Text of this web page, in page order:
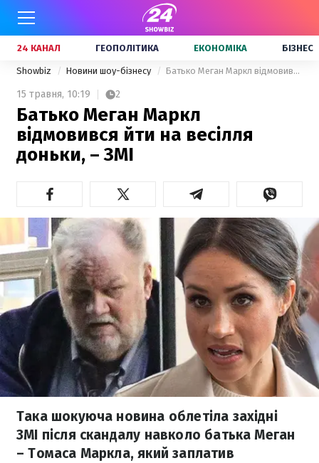
24 КАНАЛ ГЕОПОЛІТИКА ЕКОНОМІКА БІЗНЕС
Showbiz Новини шоу-бізнесу Батько Меган Маркл відмовився йти на весілля доньки, – ЗМІ
15 травня, 10:19 2
Батько Меган Маркл
відмовився йти на весілля
доньки, – ЗМІ
Така шокуюча новина облетіла західні
ЗМІ після скандалу навколо батька Меган
– Томаса Маркла, який заплатив